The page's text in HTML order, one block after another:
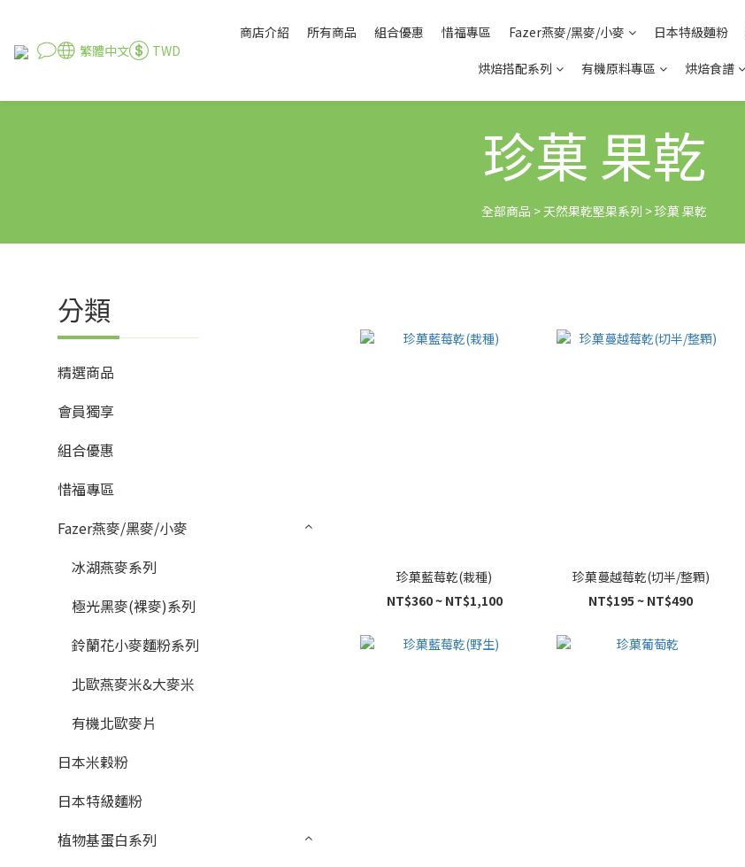
繁體中文 TWD
商店介紹 所有商品 組合優惠 惜福專區 Fazer燕麥/黑麥/小麥 日本特級麵粉
烘焙搭配系列 有機原料專區 烘焙食譜
珍菓 果乾
全部商品 > 天然果乾堅果系列 >珍菓 果乾
分類
精選商品
會員獨享
組合優惠
惜福專區
Fazer燕麥/黑麥/小麥
冰湖燕麥系列
極光黑麥(裸麥)系列
鈴蘭花小麥麵粉系列
北歐燕麥米&大麥米
有機北歐麥片
日本米穀粉
日本特級麵粉
植物基蛋白系列
珍菓藍莓乾(栽種)
NT$360 ~ NT$1,100
珍菓蔓越莓乾(切半/整顆)
NT$195 ~ NT$490